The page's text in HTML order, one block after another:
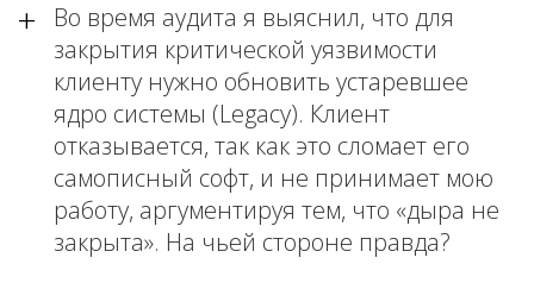
Во время аудита я выяснил, что для
закрытия критической уязвимости
клиенту нужно обновить устаревшее
ядро системы (Legacy). Клиент
отказывается, так как это сломает его
самописный софт, и не принимает мою
работу, аргументируя тем, что «дыра не
закрыта». На чьей стороне правда?